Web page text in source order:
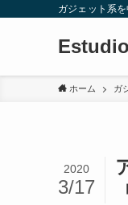
ガジェット系
ホーム ガ
2020
3/17